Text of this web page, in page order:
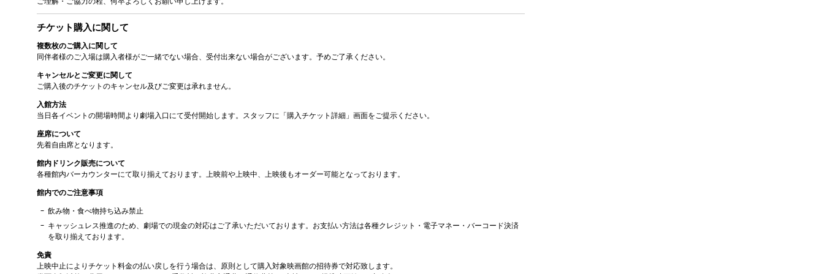
チケット購入に関して
複数枚のご購入に関して
同伴者様のご入場は購入者様がご一緒でない場合、受付出来ない場合がございます。予めご了承ください。
キャンセルとご変更に関して
ご購入後のチケットのキャンセル及びご変更は承れません。
入館方法
当日各イベントの開場時間より劇場入口にて受付開始します。スタッフに「購入チケット詳細」画面をご提示ください。
座席について
先着自由席となります。
館内ドリンク販売について
各種館内バーカウンターにて取り揃えております。上映前や上映中、上映後もオーダー可能となっております。
館内でのご注意事項
飲み物・食べ物持ち込み禁止
キャッシュレス推進のため、劇場での現金の対応はご了承いただいております。お支払い方法は各種クレジット・電子マネー・バーコード決済
を取り揃えております。
免責
上映中止によりチケット料金の払い戻しを行う場合は、原則として購入対象映画館の招待券で対応致します。